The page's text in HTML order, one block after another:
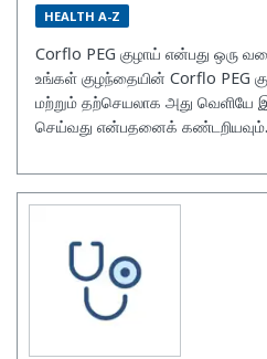
HEALTH A-Z
Corflo PEG குழாய் என்பது ஒரு
உங்கள் குழந்தையின் Corflo PEG
மற்றும் தற்செயலாக அது வெளியே
செய்வது என்பதனைக் கண்டறியவும்.